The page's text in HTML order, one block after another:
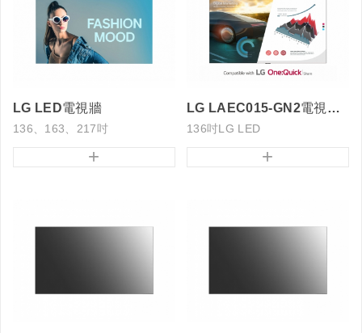
LG LED電視牆
136、163、217吋
+
LG LAEC015-GN2電視牆LED
136吋LG LED
+